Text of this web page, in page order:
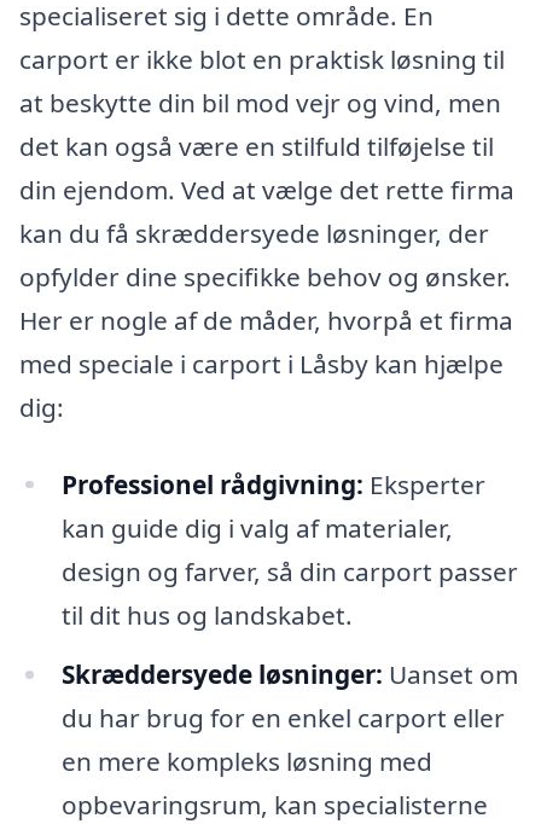
specialiseret sig i dette område. En
carport er ikke blot en praktisk løsning til
at beskytte din bil mod vejr og vind, men
det kan også være en stilfuld tilføjelse til
din ejendom. Ved at vælge det rette firma
kan du få skræddersyede løsninger, der
opfylder dine specifikke behov og ønsker.
Her er nogle af de måder, hvorpå et firma
med speciale i carport i Låsby kan hjælpe
dig:
Professionel rådgivning: Eksperter
kan guide dig i valg af materialer,
design og farver, så din carport passer
til dit hus og landskabet.
Skræddersyede løsninger: Uanset om
du har brug for en enkel carport eller
en mere kompleks løsning med
opbevaringsrum, kan specialisterne